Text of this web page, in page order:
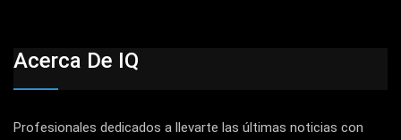
Acerca De IQ
Profesionales dedicados a llevarte las últimas noticias con